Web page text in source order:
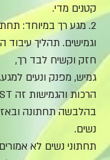
קטנים מדי.
2. מגע רך במיוחד:
וגמישים. תהליך
חזק וקשיח לבד רך,
גמיש, מפנק ונעים למגע.
בהלבשה תחתונה
נשים.
תחתוני נשים לא